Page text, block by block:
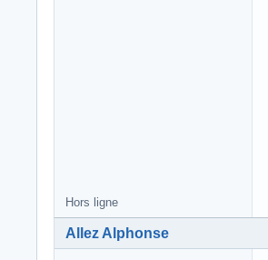
Hors ligne
Allez Alphonse